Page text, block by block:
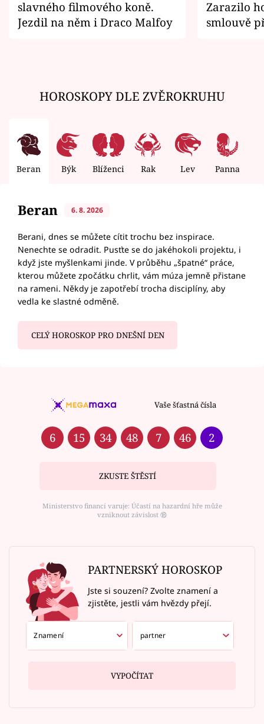
slavného filmového koně.
Jezdil na něm i Draco Malfoy
Zarazilo
smlouvě
HOROSKOPY DLE ZVĚROKRUHU
Beran Býk Blíženci Rak Lev Panna
Beran 6. 8. 2026
Berani, dnes se můžete cítit trochu bez inspirace.
Nenechte se odradit. Pusťte se do jakéhokoli projektu, i
když jste myšlenkami jinde. V průběhu „špatné“ práce,
kterou můžete zpočátku chrlit, vám múza jemně přistane
na rameni. Někdy je zapotřebí trocha disciplíny, aby
vedla ke slastné odměně.
CELÝ HOROSKOP PRO DNEŠNÍ DEN
Vaše šťastná čísla
6 15 34 48 7 46 2
ZKUSTE ŠTĚSTÍ
Ministerstvo financí varuje: Účastí na hazardní hře může
vzniknout závislost ⑱
PARTNERSKÝ HOROSKOP
Jste si souzení? Zvolte znamení a
zjistěte, jestli vám hvězdy přejí.
VYPOČÍTAT